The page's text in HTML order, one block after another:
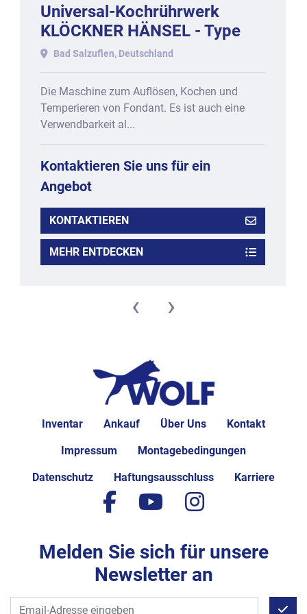
Universal-Kochrührwerk
KLÖCKNER HÄNSEL - Type
HFA, mit Kupferkessel ca. 280
Liter, 2015.
Bad Salzuflen, Deutschland
Die Maschine zum Auflösen, Kochen und
Temperieren von Fondant. Es ist auch eine
Verwendbarkeit al...
Kontaktieren Sie uns für ein
Angebot
KONTAKTIEREN
MEHR ENTDECKEN
‹ ›
Inventar Ankauf Über Uns Kontakt
Impressum Montagebedingungen
Datenschutz Haftungsausschluss Karriere
facebook
youtubeinstagram
Melden Sie sich für unsere
Newsletter an